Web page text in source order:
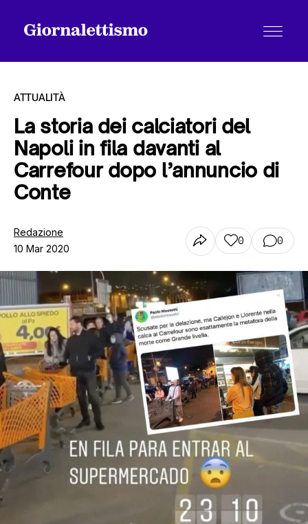
Tutti gli articoli
ATTUALITÀ
La storia dei calciatori del
Napoli in fila davanti al
Carrefour dopo l’annuncio di
Conte
Redazione
10 Mar 2020
0 0